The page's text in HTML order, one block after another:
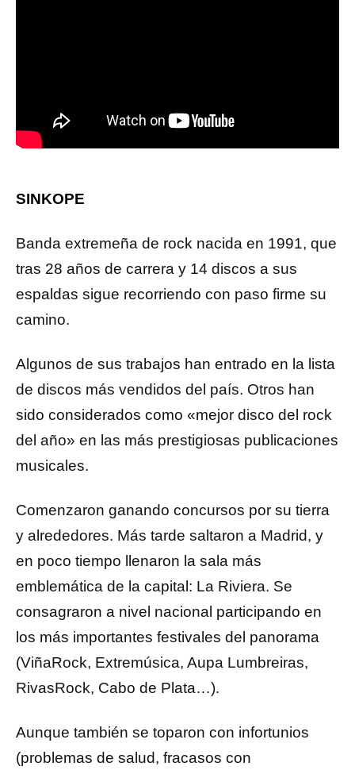
SINKOPE
Banda extremeña de rock nacida en 1991, que
tras 28 años de carrera y 14 discos a sus
espaldas sigue recorriendo con paso firme su
camino.
Algunos de sus trabajos han entrado en la lista
de discos más vendidos del país. Otros han
sido considerados como «mejor disco del rock
del año» en las más prestigiosas publicaciones
musicales.
Comenzaron ganando concursos por su tierra
y alrededores. Más tarde saltaron a Madrid, y
en poco tiempo llenaron la sala más
emblemática de la capital: La Riviera. Se
consagraron a nivel nacional participando en
los más importantes festivales del panorama
(ViñaRock, Extremúsica, Aupa Lumbreiras,
RivasRock, Cabo de Plata…).
Aunque también se toparon con infortunios
(problemas de salud, fracasos con